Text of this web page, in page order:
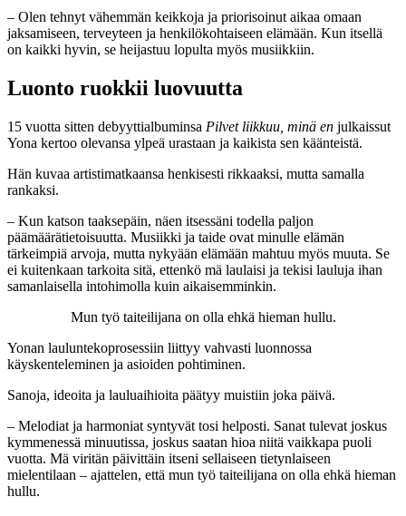
– Olen tehnyt vähemmän keikkoja ja priorisoinut aikaa omaan
jaksamiseen, terveyteen ja henkilökohtaiseen elämään. Kun itsellä
on kaikki hyvin, se heijastuu lopulta myös musiikkiin.
Luonto ruokkii luovuutta
15 vuotta sitten debyyttialbuminsa Pilvet liikkuu, minä en julkaissut
Yona kertoo olevansa ylpeä urastaan ja kaikista sen käänteistä.
Hän kuvaa artistimatkaansa henkisesti rikkaaksi, mutta samalla
rankaksi.
– Kun katson taaksepäin, näen itsessäni todella paljon
päämäärätietoisuutta. Musiikki ja taide ovat minulle elämän
tärkeimpiä arvoja, mutta nykyään elämään mahtuu myös muuta. Se
ei kuitenkaan tarkoita sitä, ettenkö mä laulaisi ja tekisi lauluja ihan
samanlaisella intohimolla kuin aikaisemminkin.
Mun työ taiteilijana on olla ehkä hieman hullu.
Yonan lauluntekoprosessiin liittyy vahvasti luonnossa
käyskenteleminen ja asioiden pohtiminen.
Sanoja, ideoita ja lauluaihioita päätyy muistiin joka päivä.
– Melodiat ja harmoniat syntyvät tosi helposti. Sanat tulevat joskus
kymmenessä minuutissa, joskus saatan hioa niitä vaikkapa puoli
vuotta. Mä viritän päivittäin itseni sellaiseen tietynlaiseen
mielentilaan – ajattelen, että mun työ taiteilijana on olla ehkä hieman
hullu.